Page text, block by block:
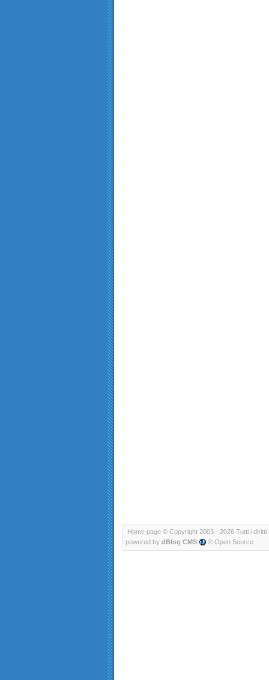
Home page © Copyright 2003 - 2026 Tutti i diritti
powered by dBlog CMS ® Open Source